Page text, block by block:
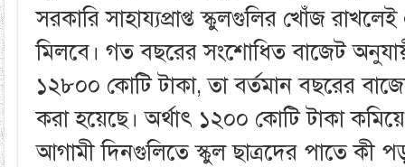
সরকারি সাহায্যপ্রাপ্ত স্কুলগুলির খোঁজ
মিলবে। গত বছরের সংশোধিত বাজেট
১২৮০০ কোটি টাকা, তা বর্তমান বছরের
করা হয়েছে। অর্থাৎ ১২০০ কোটি টাকা
আগামী দিনগুলিতে স্কুল ছাত্রদের পাতে কী